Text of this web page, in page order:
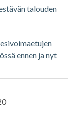
talouden
ennen ja nyt